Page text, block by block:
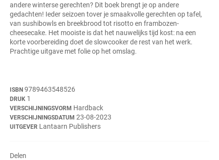
andere winterse gerechten? Dit boek brengt je op andere
gedachten! Ieder seizoen tover je smaakvolle gerechten op tafel,
van sushibowls en breekbrood tot risotto en frambozen-
cheesecake. Het mooiste is dat het nauwelijks tijd kost: na een
korte voorbereiding doet de slowcooker de rest van het werk.
Prachtige uitgave met folie op het omslag.
ISBN 9789463548526
DRUK 1
VERSCHIJNINGSVORM Hardback
VERSCHIJNINGSDATUM 23-08-2023
UITGEVER Lantaarn Publishers
Delen